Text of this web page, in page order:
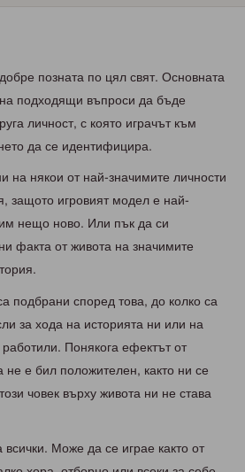
позната по цял свят. Основната
подходящи въпроси да бъде
личност, с която играчът към
да се идентифицира.
на някои от най-значимите личности
защото игровият модел е най-
нещо ново. Или пък да си
факта от живота на значимите
подбрани според това, до колко са
за хода на историята ни или на
работили. Понякога ефектът от
е бил положителен, както ни се
човек върху живота ни не става
Може да се играе както от